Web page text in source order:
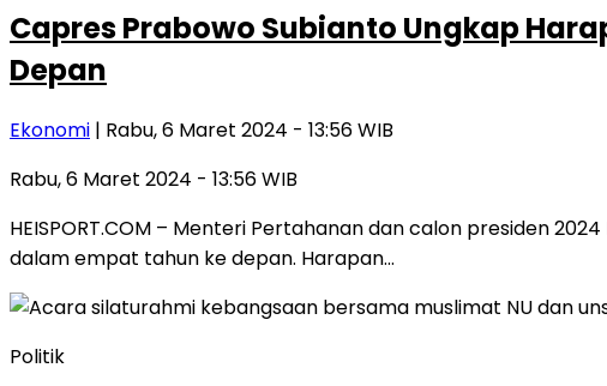
Capres Prabowo Subianto Ungkap
Depan
Ekonomi | Rabu, 6 Maret 2024 - 13:56 WIB
Rabu, 6 Maret 2024 - 13:56 WIB
HEISPORT.COM – Menteri Pertahanan dan calon presiden
dalam empat tahun ke depan. Harapan…
Politik